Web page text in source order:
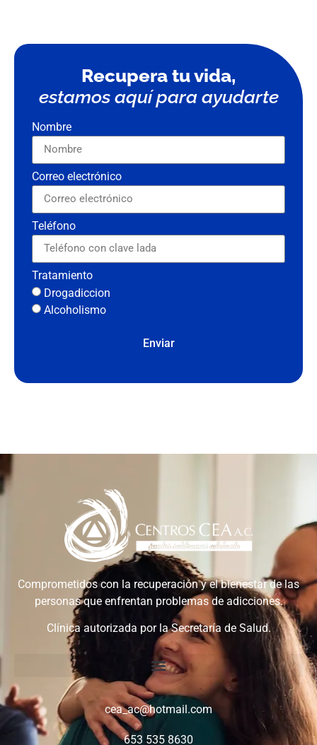
Recupera tu vida,
estamos aquí para ayudarte
Nombre
Correo electrónico
Teléfono
Tratamiento
Drogadiccion
Alcoholismo
Enviar
Comprometidos con la recuperación y el bienestar de las
personas que enfrentan problemas de adicciones.
Clínica autorizada por la Secretaría de Salud.
cea_ac@hotmail.com
653 535 8630